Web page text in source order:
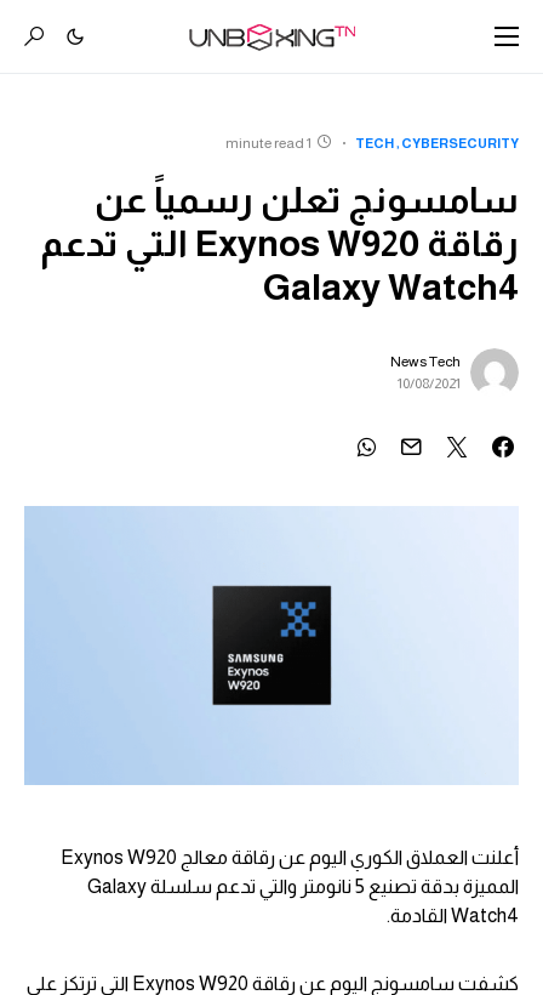
CYBERSECURITY
TECH
1 minute read
سامسونج تعلن رسمياً عن
رقاقة Exynos W920 التي تدعم
Galaxy Watch4
News Tech
10/08/2021
أعلنت العملاق الكوري اليوم عن رقاقة معالج Exynos W920
المميزة بدقة تصنيع 5 نانومتر والتي تدعم سلسلة Galaxy
Watch4 القادمة.
كشفت سامسونج اليوم عن رقاقة Exynos W920 التي ترتكز على